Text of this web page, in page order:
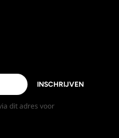
INSCHRIJVEN
dit adres voor